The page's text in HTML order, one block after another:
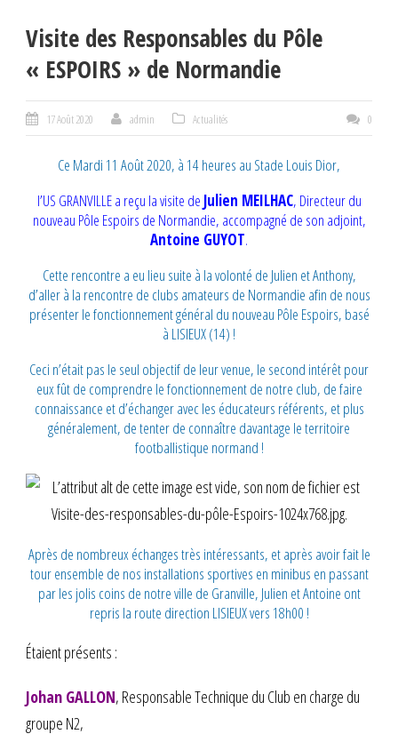
Visite des Responsables du Pôle
« ESPOIRS » de Normandie
17 Août 2020 admin Actualités 0
Ce Mardi 11 Août 2020, à 14 heures au Stade Louis Dior,
l’US GRANVILLE a reçu la visite de Julien MEILHAC, Directeur du
nouveau Pôle Espoirs de Normandie, accompagné de son adjoint,
Antoine GUYOT.
Cette rencontre a eu lieu suite à la volonté de Julien et Anthony,
d’aller à la rencontre de clubs amateurs de Normandie afin de nous
présenter le fonctionnement général du nouveau Pôle Espoirs, basé
à LISIEUX (14) !
Ceci n’était pas le seul objectif de leur venue, le second intérêt pour
eux fût de comprendre le fonctionnement de notre club, de faire
connaissance et d’échanger avec les éducateurs référents, et plus
généralement, de tenter de connaître davantage le territoire
footballistique normand !
Après de nombreux échanges très intéressants, et après avoir fait le
tour ensemble de nos installations sportives en minibus en passant
par les jolis coins de notre ville de Granville, Julien et Antoine ont
repris la route direction LISIEUX vers 18h00 !
Étaient présents :
Johan GALLON, Responsable Technique du Club en charge du
groupe N2,